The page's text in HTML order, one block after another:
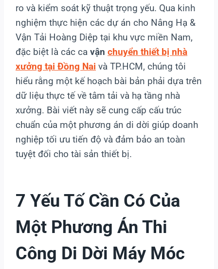
ro và kiểm soát kỹ thuật trọng yếu. Qua kinh
nghiệm thực hiện các dự án cho Nâng Hạ &
Vận Tải Hoàng Diệp tại khu vực miền Nam,
đặc biệt là các ca vận chuyển thiết bị nhà
xưởng tại Đồng Nai và TP.HCM, chúng tôi
hiểu rằng một kế hoạch bài bản phải dựa trên
dữ liệu thực tế về tâm tải và hạ tầng nhà
xưởng. Bài viết này sẽ cung cấp cấu trúc
chuẩn của một phương án di dời giúp doanh
nghiệp tối ưu tiến độ và đảm bảo an toàn
tuyệt đối cho tài sản thiết bị.
7 Yếu Tố Cần Có Của
Một Phương Án Thi
Công Di Dời Máy Móc